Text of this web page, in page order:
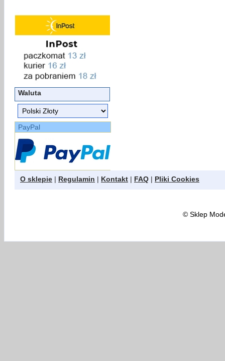
Waluta
PayPal
O sklepie | Regulamin | Kontakt | FAQ | Pliki Cookies
©Sklep